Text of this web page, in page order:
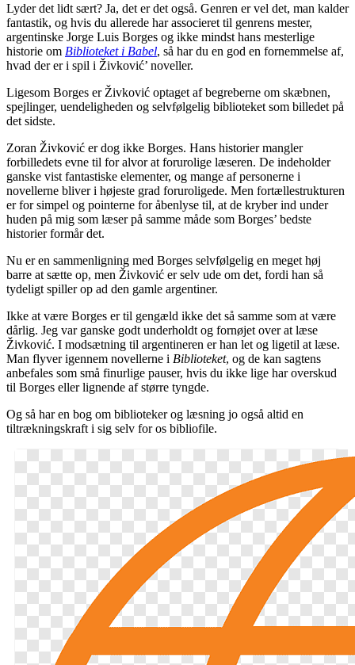
Lyder det lidt sært? Ja, det er det også. Genren er vel det, man kalder
fantastik, og hvis du allerede har associeret til genrens mester,
argentinske Jorge Luis Borges og ikke mindst hans mesterlige
historie om Biblioteket i Babel, så har du en god en fornemmelse af,
hvad der er i spil i Živković’ noveller.
Ligesom Borges er Živković optaget af begreberne om skæbnen,
spejlinger, uendeligheden og selvfølgelig biblioteket som billedet på
det sidste.
Zoran Živković er dog ikke Borges. Hans historier mangler
forbilledets evne til for alvor at forurolige læseren. De indeholder
ganske vist fantastiske elementer, og mange af personerne i
novellerne bliver i højeste grad foruroligede. Men fortællestrukturen
er for simpel og pointerne for åbenlyse til, at de kryber ind under
huden på mig som læser på samme måde som Borges’ bedste
historier formår det.
Nu er en sammenligning med Borges selvfølgelig en meget høj
barre at sætte op, men Živković er selv ude om det, fordi han så
tydeligt spiller op ad den gamle argentiner.
Ikke at være Borges er til gengæld ikke det så samme som at være
dårlig. Jeg var ganske godt underholdt og fornøjet over at læse
Živković. I modsætning til argentineren er han let og ligetil at læse.
Man flyver igennem novellerne i Biblioteket, og de kan sagtens
anbefales som små finurlige pauser, hvis du ikke lige har overskud
til Borges eller lignende af større tyngde.
Og så har en bog om biblioteker og læsning jo også altid en
tiltrækningskraft i sig selv for os bibliofile.